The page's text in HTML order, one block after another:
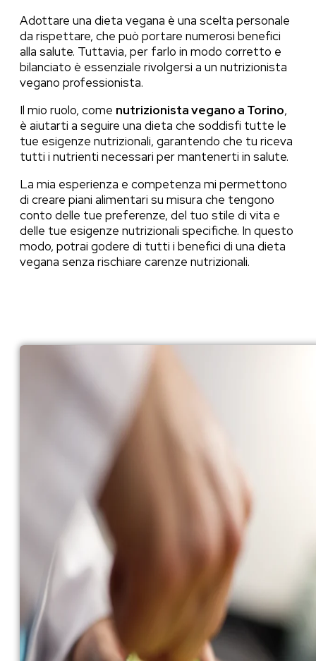
Adottare una dieta vegana è una scelta personale
da rispettare, che può portare numerosi benefici
alla salute. Tuttavia, per farlo in modo corretto e
bilanciato è essenziale rivolgersi a un nutrizionista
vegano professionista.
Il mio ruolo, come nutrizionista vegano a Torino,
è aiutarti a seguire una dieta che soddisfi tutte le
tue esigenze nutrizionali, garantendo che tu riceva
tutti i nutrienti necessari per mantenerti in salute.
La mia esperienza e competenza mi permettono
di creare piani alimentari su misura che tengono
conto delle tue preferenze, del tuo stile di vita e
delle tue esigenze nutrizionali specifiche. In questo
modo, potrai godere di tutti i benefici di una dieta
vegana senza rischiare carenze nutrizionali.